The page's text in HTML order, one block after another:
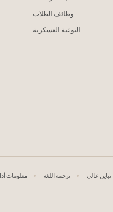
وظائف الطلاب
التوعية العسكرية
معلومات أدا ترجمة اللغة تباين عالي